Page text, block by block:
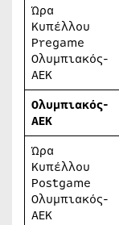
Ώρα
Κυπέλλου
Pregame
Ολυμπιακός-
ΑΕΚ
Ολυμπιακός-
ΑΕΚ
Ώρα
Κυπέλλου
Postgame
Ολυμπιακός-
ΑΕΚ